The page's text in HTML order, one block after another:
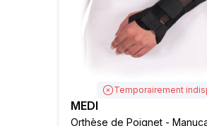
Temporairement
MEDI
Orthèse de Poignet -